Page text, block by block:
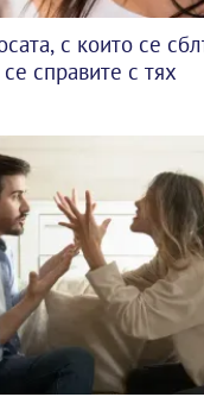
с които се
справите с тях